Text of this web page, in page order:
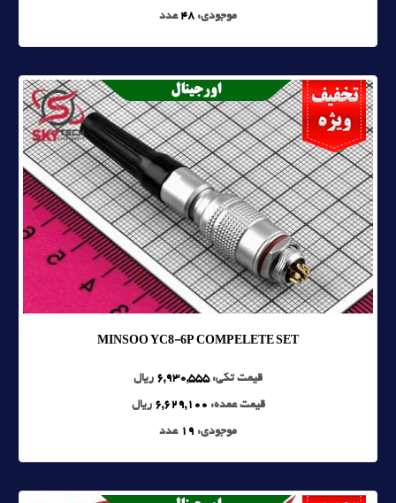
موجودی: 48 عدد
MINSOO YC8-6P COMPELETE SET
قیمت تکی:6,930,555 ریال
قیمت عمده: 6,629,100 ریال
موجودی: 19 عدد